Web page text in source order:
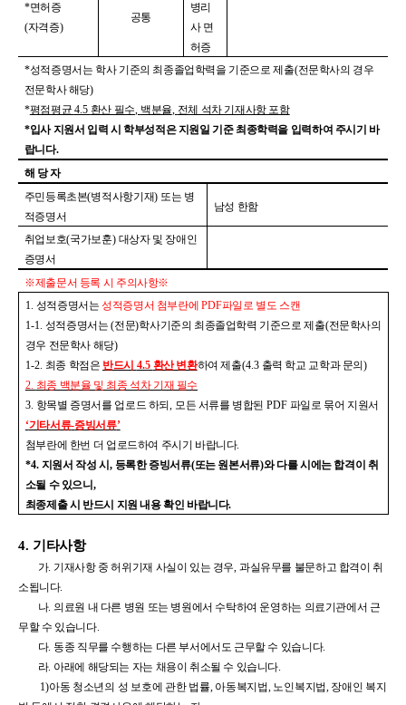
*면허증
(자격증)
공통
병리
사 면
허증
*성적증명서는 학사 기준의 최종졸업학력을 기준으로 제출(전문학사의 경우
전문학사 해당)
*평점평균 4.5 환산 필수, 백분율, 전체 석차 기재사항 포함
*입사 지원서 입력 시 학부성적은 지원일 기준 최종학력을 입력하여 주시기 바
랍니다.
해 당 자
주민등록초본(병적사항기재) 또는 병
적증명서
남성 한함
취업보호(국가보훈) 대상자 및 장애인
증명서
※제출문서 등록 시 주의사항※
1. 성적증명서는성적증명서 첨부란에 PDF파일로 별도 스캔
1-1. 성적증명서는(전문)학사기준의 최종졸업학력 기준으로 제출(전문학사의
경우 전문학사 해당)
1-2. 최종 학점은 반드시 4.5 환산 변환하여 제출(4.3 출력 학교 교학과 문의 )
2. 최종 백분율 및 최종 석차 기재 필수
3. 항목별 증명서를 업로드 하되 , 모든 서류를 병합된 PDF 파일로 묶어 지원서
‘기타서류-증빙서류’
첨부란에 한번 더 업로드하여 주시기 바랍니다.
*4. 지원서 작성 시 , 등록한 증빙서류(또는 원본서류)와 다를 시에는 합격이 취
소될 수 있으니 ,
최종제출 시 반드시 지원 내용 확인 바랍니다.
4. 기타사항
가. 기재사항 중 허위기재 사실이 있는 경우,과실유무를 불문하고 합격이 취
소됩니다.
나. 의료원 내 다른 병원 또는 병원에서 수탁하여 운영하는 의료기관에서 근
무할 수 있습니다.
다. 동종 직무를 수행하는 다른 부서에서도 근무할 수 있습니다.
라. 아래에 해당되는 자는 채용이 취소될 수 있습니다.
1)아동 청소년의 성 보호에 관한 법률, 아동복지법, 노인복지법, 장애인 복지